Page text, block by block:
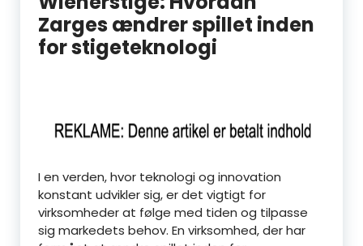
Zarges ændrer spillet inden
for stigeteknologi
I en verden, hvor teknologi og innovation
konstant udvikler sig, er det vigtigt for
virksomheder at følge med tiden og tilpasse
sig markedets behov. En virksomhed, der har